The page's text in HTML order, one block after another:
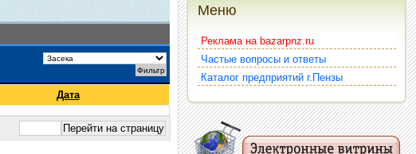
Дата
Меню
Реклама на bazarpnz.ru
Частые вопросы и ответы
Каталог предприятий г.Пензы